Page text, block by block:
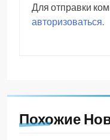
Для отправки
авторизоваться.
Похожие